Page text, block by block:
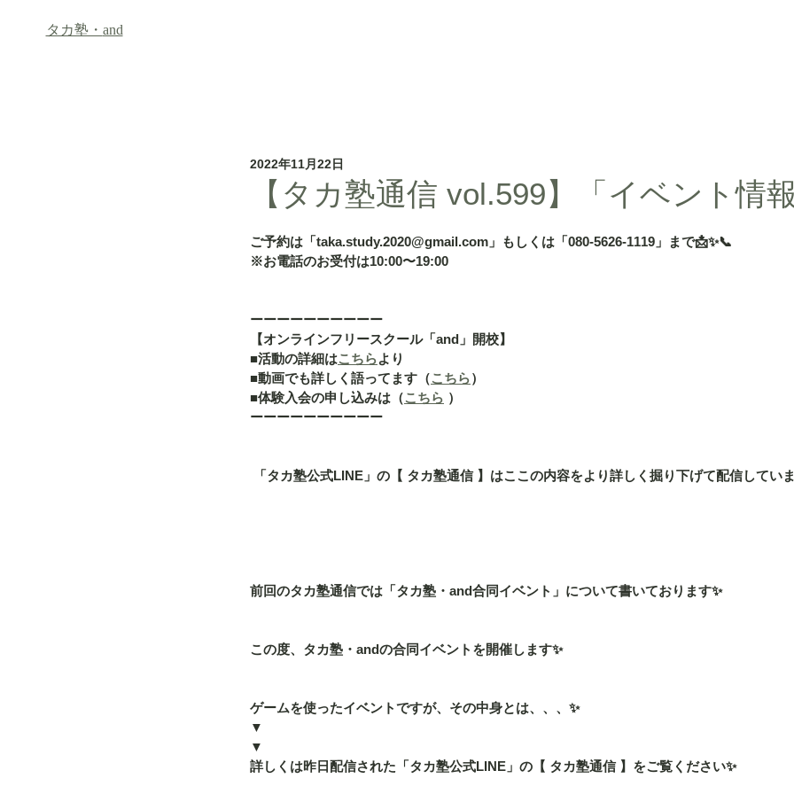
タカ塾・ and
【タカ塾通信 vol.599】「イベント情
2022年11月22日
ご予約は「taka.study.2020@gmail.com」もしくは「080-5626-1119」まで📩✨📞
※お電話のお受付は10:00〜19:00
ーーーーーーーーーー
【オンラインフリースクール「and」開校】
■活動の詳細はこちらより
■動画でも詳しく語ってます（こちら）
■体験入会の申し込みは（こちら ）
ーーーーーーーーーー
「タカ塾公式LINE」の【 タカ塾通信 】はここの内容をより詳しく掘り下げて配信してい
前回のタカ塾通信では「タカ塾・and合同イベント」について書いております✨
この度、タカ塾・andの合同イベントを開催します✨
ゲームを使ったイベントですが、その中身とは、、、✨
▼
▼
詳しくは昨日配信された「タカ塾公式LINE」の【 タカ塾通信 】をご覧ください✨